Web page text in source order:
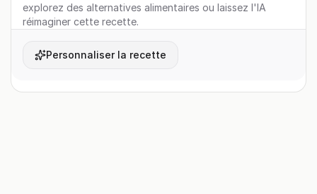
explorez des alternatives alimentaires ou laissez l'IA
réimaginer cette recette.
Personnaliser la recette